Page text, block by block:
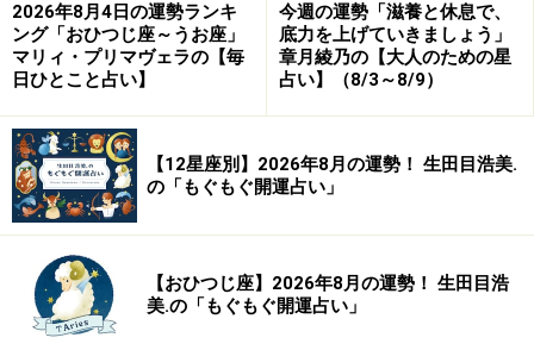
2026年8月4日の運勢ランキ
ング「おひつじ座～うお座」
マリィ・プリマヴェラの【毎
日ひとこと占い】
今週の運勢「滋養と休息で、
底力を上げていきましょう」
章月綾乃の【大人のための星
占い】（8/3～8/9）
【12星座別】2026年8月の運勢！ 生田目浩美.
の「もぐもぐ開運占い」
【おひつじ座】2026年8月の運勢！ 生田目浩
美.の「もぐもぐ開運占い」